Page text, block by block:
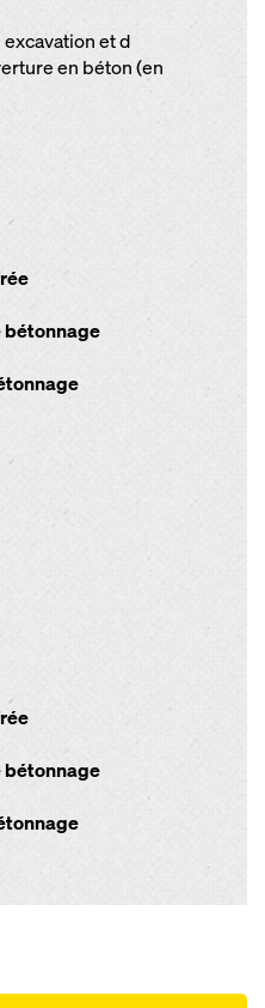
et d
en béton (en
bétonnage
bétonnage